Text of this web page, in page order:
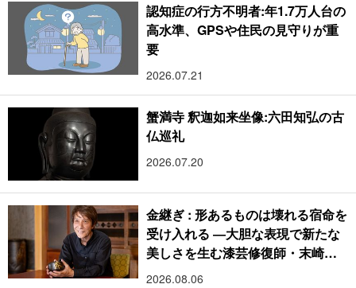
認知症の行方不明者:年1.7万人台の
高水準、GPSや住民の見守りが重
要
2026.07.21
蟹満寺 釈迦如来坐像:六田知弘の古
仏巡礼
2026.07.20
金継ぎ : 形あるものは壊れる宿命を
受け入れる ―大胆な表現で新たな
美しさを生む漆芸修復師・末崎広
樹
2026.08.06